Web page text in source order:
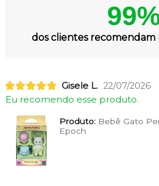
dos clientes recomendam
Gisele L. 22/07/2026
Eu recomendo esse produto.
Produto:Bebê Gato
Epoch